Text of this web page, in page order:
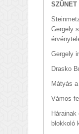
SZÜNET
Gergely
Gergely
Drasko
Mátyás
Vámos
blokkoló